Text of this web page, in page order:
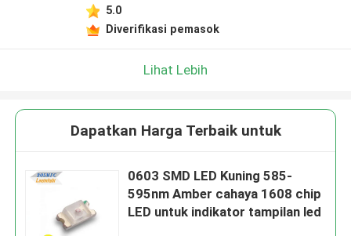
5.0
Diverifikasi pemasok
Lihat Lebih
Dapatkan Harga Terbaik untuk
0603 SMD LED Kuning 585-
595nm Amber cahaya 1608 chip
LED untuk indikator tampilan led